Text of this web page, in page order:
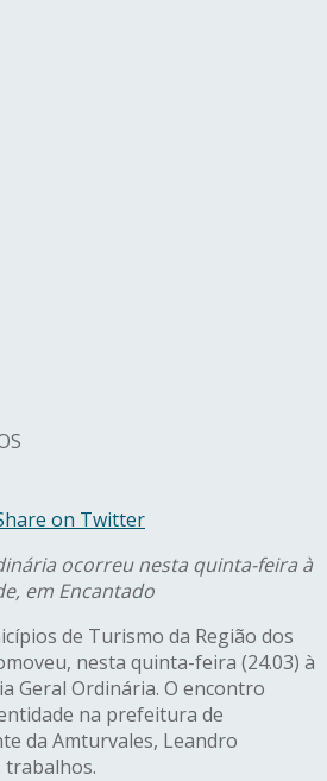
on Twitter
ocorreu nesta quinta-feira à
em Encantado
de Turismo da Região dos
nesta quinta-feira (24.03) à
Geral Ordinária. O encontro
na prefeitura de
da Amturvales, Leandro
trabalhos.